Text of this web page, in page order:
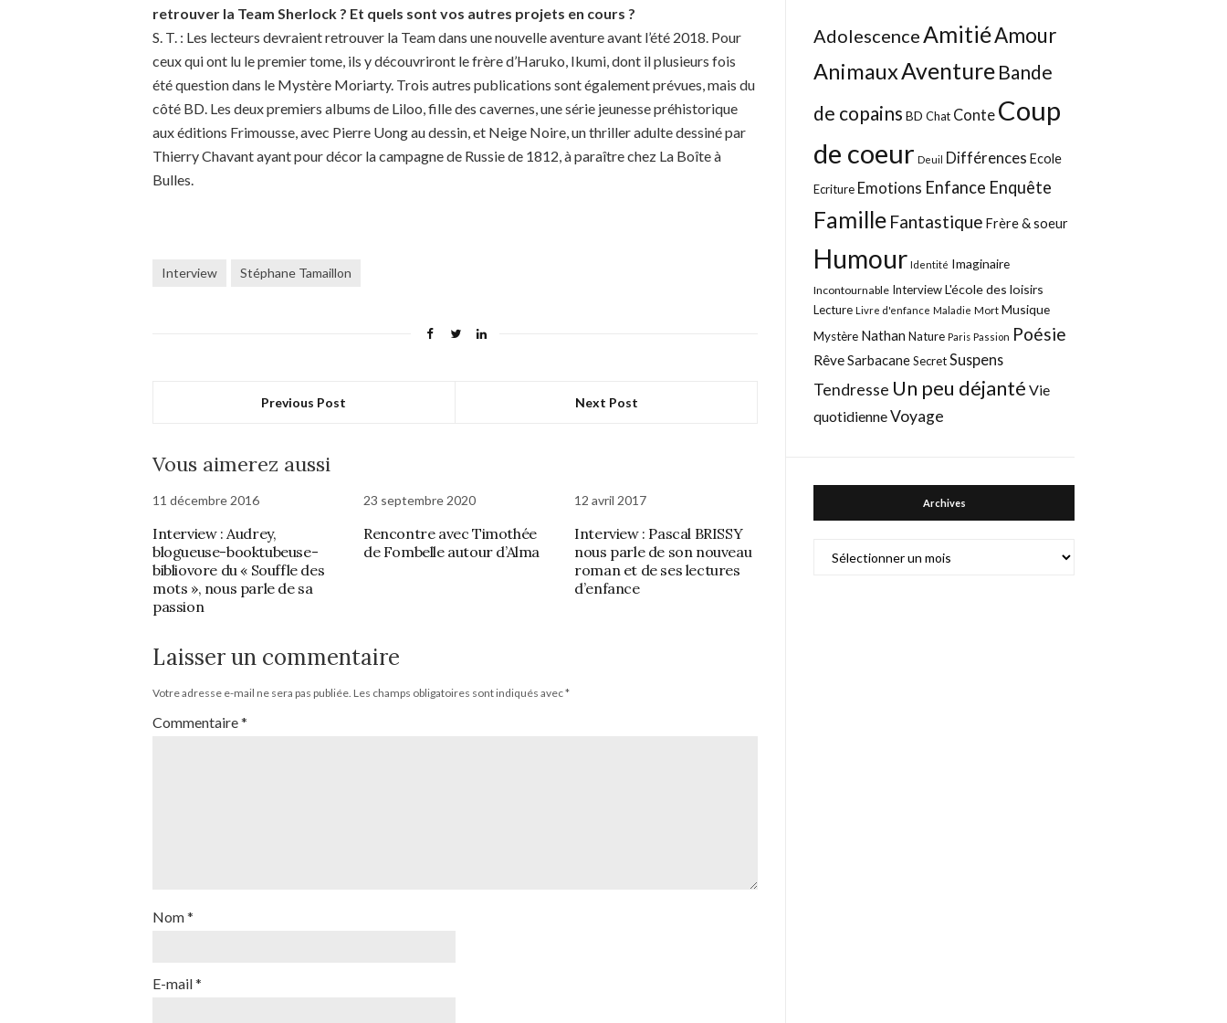
retrouver la Team Sherlock ? Et quels sont vos autres projets en cours ?
S. T. : Les lecteurs devraient retrouver la Team dans une nouvelle aventure avant l’été 2018. Pour
ceux qui ont lu le premier tome, ils y découvriront le frère d’Haruko, Ikumi, dont il plusieurs fois
été question dans le Mystère Moriarty. Trois autres publications sont également prévues, mais du
côté BD. Les deux premiers albums de Liloo, fille des cavernes, une série jeunesse préhistorique
aux éditions Frimousse, avec Pierre Uong au dessin, et Neige Noire, un thriller adulte dessiné par
Thierry Chavant ayant pour décor la campagne de Russie de 1812, à paraître chez La Boîte à
Bulles.
Interview Stéphane Tamaillon
Previous Post Next Post
Vous aimerez aussi
11 décembre 2016
Interview : Audrey,
blogueuse-booktubeuse-
bibliovore du « Souffle des
mots », nous parle de sa
passion
23 septembre 2020
Rencontre avec Timothée
de Fombelle autour d’Alma
12 avril 2017
Interview : Pascal BRISSY
nous parle de son nouveau
roman et de ses lectures
d’enfance
Laisser un commentaire
Votre adresse e-mail ne sera pas publiée. Les champs obligatoires sont indiqués avec*
Commentaire*
Nom*
E-mail*
AdolescenceAmitiéAmour
AnimauxAventure Bande
de copains BD Chat Conte Coup
de coeur Deuil Différences Ecole
Ecriture Emotions Enfance Enquête
Famille Fantastique Frère & soeur
Humour Identité Imaginaire
Incontournable Interview L'école des loisirs
Lecture Livre d'enfance Maladie Mort Musique
Mystère Nathan Nature Paris Passion Poésie
RêveSarbacane Secret Suspens
Tendresse Un peu déjanté Vie
quotidienneVoyage
Archives